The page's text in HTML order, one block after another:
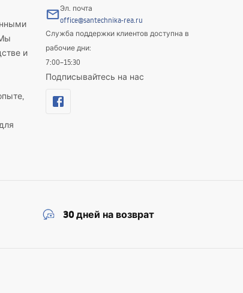
и
Эл. почта
office@santechnika-rea.ru
Служба поддержки клиентов доступна в
рабочие дни:
7:00–15:30
Подписывайтесь на нас
30 дней на возврат